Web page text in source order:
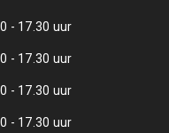
- 17.30 uur
- 17.30 uur
- 17.30 uur
- 17.30 uur